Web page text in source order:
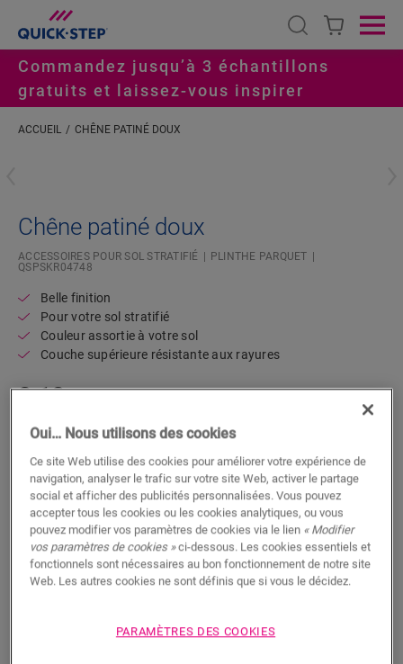
Open search
Commandez jusqu’à 3 échantillons
gratuits et laissez-vous inspirer
ACCUEIL CHÊNE PATINÉ DOUX
Chêne patiné doux
ACCESSOIRES POUR SOL STRATIFIÉ
PLINTHE PARQUET
QSPSKR04748
Belle finition
Pour votre sol stratifié
Couleur assortie à votre sol
Couche supérieure résistante aux rayures
8,10
AJOUTER AU PANIER
Hâte de découvrir cet accessoire en vrai ?
Rendez visite à votre revendeur le plus proche
Oui… Nous utilisons des cookies
Ce site Web utilise des cookies pour améliorer votre expérience de
navigation, analyser le trafic sur votre site Web, activer le partage
social et afficher des publicités personnalisées. Vous pouvez
accepter tous les cookies ou les cookies analytiques, ou vous
pouvez modifier vos paramètres de cookies via le lien « Modifier
vos paramètres de cookies »ci-dessous. Les cookies essentiels et
fonctionnels sont nécessaires au bon fonctionnement de notre site
Web. Les autres cookies ne sont définis que si vous le décidez.
PARAMÈTRES DES COOKIES